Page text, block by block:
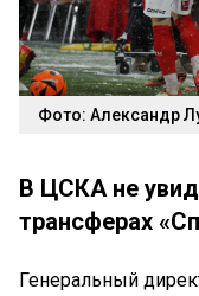
Фото: Александр
В ЦСКА не
трансферах
Генеральный